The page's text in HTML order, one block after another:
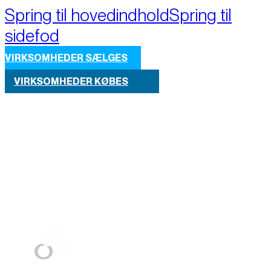
Spring til hovedindholdSpring til
sidefod
VIRKSOMHEDER SÆLGES
VIRKSOMHEDER KØBES